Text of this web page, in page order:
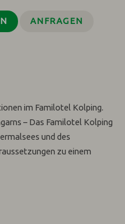
ANFRAGEN
im Familotel Kolping.
– Das Familotel Kolping
und des
zu einem